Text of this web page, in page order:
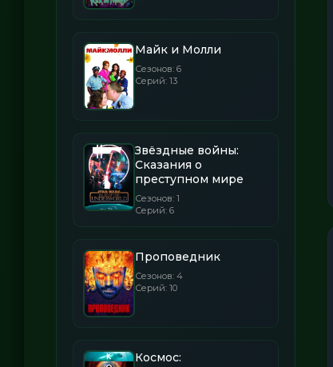
Майк и Молли
Сезонов: 6
Серий: 13
Звёздные войны:
Сказания о
преступном мире
Сезонов: 1
Серий: 6
Проповедник
Сезонов: 4
Серий: 10
Космос: